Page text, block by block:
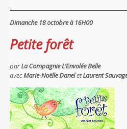
Dimanche 18 octobre à 16H00
Petite forêt
parLa Compagnie L’Envolée Belle
avecMarie-Noëlle DaneletLaurent